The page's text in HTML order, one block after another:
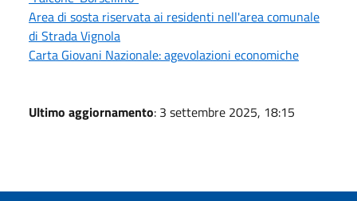
Area di sosta riservata ai residenti nell'area comunale
di Strada Vignola
Carta Giovani Nazionale: agevolazioni economiche
Ultimo aggiornamento: 3 settembre 2025, 18:15